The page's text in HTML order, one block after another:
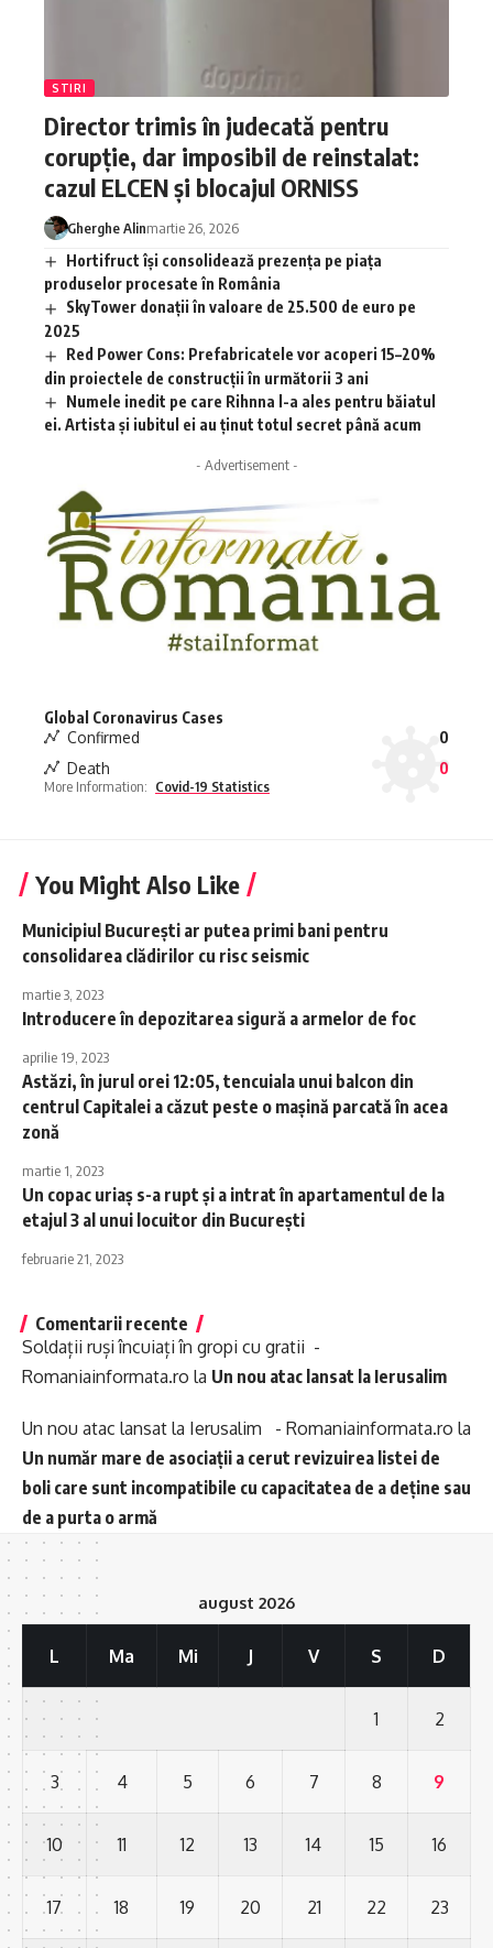
STIRI
Director trimis în judecată pentru
corupție, dar imposibil de reinstalat:
cazul ELCEN și blocajul ORNISS
Gherghe Alinmartie 26, 2026
Hortifruct își consolidează prezența pe piața
produselor procesate în România
SkyTower donații în valoare de 25.500 de euro pe
2025
Red Power Cons: Prefabricatele vor acoperi 15–20%
din proiectele de construcții în următorii 3 ani
Numele inedit pe care Rihnna l-a ales pentru băiatul
ei. Artista și iubitul ei au ținut totul secret până acum
- Advertisement -
Global Coronavirus Cases
Confirmed
0
Death
0
More Information: Covid-19 Statistics
You Might Also Like
Municipiul București ar putea primi bani pentru
consolidarea clădirilor cu risc seismic
martie 3, 2023
Introducere în depozitarea sigură a armelor de foc
aprilie 19, 2023
Astăzi, în jurul orei 12:05, tencuiala unui balcon din
centrul Capitalei a căzut peste o mașină parcată în acea
zonă
martie 1, 2023
Un copac uriaș s-a rupt și a intrat în apartamentul de la
etajul 3 al unui locuitor din București
februarie 21, 2023
Comentarii recente
Soldații ruși încuiați în gropi cu gratii -
Romaniainformata.ro la Un nou atac lansat la Ierusalim
Un nou atac lansat la Ierusalim - Romaniainformata.ro la
Un număr mare de asociații a cerut revizuirea listei de
boli care sunt incompatibile cu capacitatea de a deține sau
de a purta o armă
august 2026
L Ma Mi J V S D
1 2
3 4 5 6 7 8 9
10 11 12 13 14 15 16
17 18 19 20 21 22 23